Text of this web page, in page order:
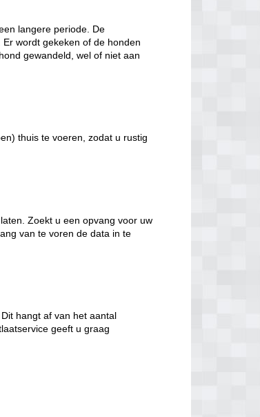
langere periode. De
wordt gekeken of de honden
gewandeld, wel of niet aan
thuis te voeren, zodat u rustig
Zoekt u een opvang voor uw
van te voren de data in te
hangt af van het aantal
geeft u graag